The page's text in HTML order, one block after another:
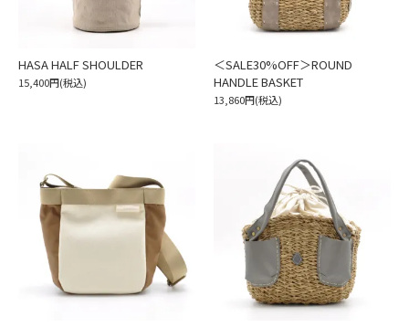
HASA HALF SHOULDER
15,400円(税込)
＜SALE30%OFF＞ROUND
HANDLE BASKET
13,860円(税込)